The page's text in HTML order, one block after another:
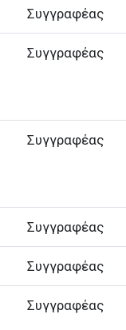
Συγγραφέας
Συγγραφέας
Συγγραφέας
Συγγραφέας
Συγγραφέας
Συγγραφέας